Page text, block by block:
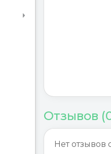
Отзывов
Нет отзывов